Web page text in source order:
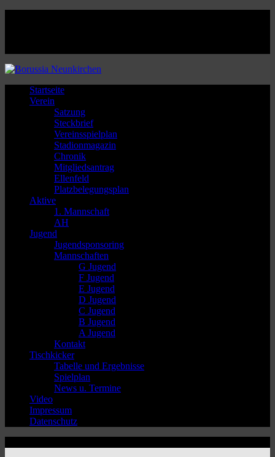
Startseite
Verein
Satzung
Steckbrief
Vereinsspielplan
Stadionmagazin
Chronik
Mitgliedsantrag
Ellenfeld
Platzbelegungsplan
Aktive
1. Mannschaft
AH
Jugend
Jugendsponsoring
Mannschaften
G Jugend
F Jugend
E Jugend
D Jugend
C Jugend
B Jugend
A Jugend
Kontakt
Tischkicker
Tabelle und Ergebnisse
Spielplan
News u. Termine
Video
Impressum
Datenschutz